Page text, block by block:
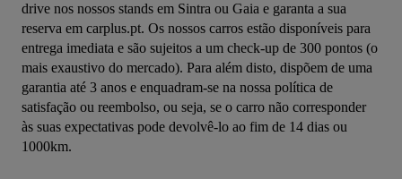
drive nos nossos stands em Sintra ou Gaia e garanta a sua
reserva em carplus.pt. Os nossos carros estão disponíveis para
entrega imediata e são sujeitos a um check-up de 300 pontos (o
mais exaustivo do mercado). Para além disto, dispõem de uma
garantia até 3 anos e enquadram-se na nossa política de
satisfação ou reembolso, ou seja, se o carro não corresponder
às suas expectativas pode devolvê-lo ao fim de 14 dias ou
1000km.